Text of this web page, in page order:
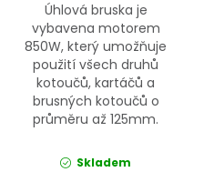
Úhlová bruska je
vybavena motorem
850W, který umožňuje
použití všech druhů
kotoučů, kartáčů a
brusných kotoučů o
průměru až 125mm.
Skladem